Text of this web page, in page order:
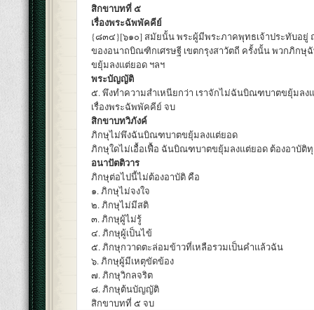
สิกขาบทที่ ๕
เรื่องพระฉัพพัคคีย์
{๘๓๔}[๖๑๐] สมัยนั้น พระผู้มีพระภาคพุทธเจ้าประทับอยู่
ของอนาถบิณฑิกเศรษฐี เขตกรุงสาวัตถี ครั้งนั้น พวกภิก
ขยุ้มลงแต่ยอด ฯลฯ
พระบัญญัติ
๕. พึงทำความสำเหนียกว่า เราจักไม่ฉันบิณฑบาตขยุ้มลง
เรื่องพระฉัพพัคคีย์ จบ
สิกขาบทวิภังค์
ภิกษุไม่พึงฉันบิณฑบาตขยุ้มลงแต่ยอด
ภิกษุใดไม่เอื้อเฟื้อ ฉันบิณฑบาตขยุ้มลงแต่ยอด ต้องอาบัติ
อนาปัตติวาร
ภิกษุต่อไปนี้ไม่ต้องอาบัติ คือ
๑. ภิกษุไม่จงใจ
๒. ภิกษุไม่มีสติ
๓. ภิกษุผู้ไม่รู้
๔. ภิกษุผู้เป็นไข้
๕. ภิกษุกวาดตะล่อมข้าวที่เหลือรวมเป็นคำแล้วฉัน
๖. ภิกษุผู้มีเหตุขัดข้อง
๗. ภิกษุวิกลจริต
๘. ภิกษุต้นบัญญัติ
สิกขาบทที่ ๕ จบ